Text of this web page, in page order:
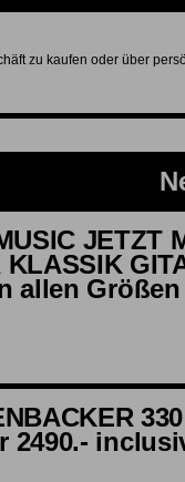
zu kaufen oder über
JETZT
KLASSIK
allen
2490.-